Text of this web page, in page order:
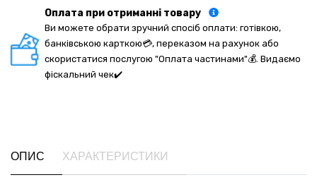
Оплата при отриманні товару
Ви можете обрати зручний спосіб оплати: готівкою,
банківською карткою💳, переказом на рахунок або
скористатися послугою "Оплата частинами"💰. Видаємо
фіскальний чек✔️
ОПИС ХАРАКТЕРИСТИКИ